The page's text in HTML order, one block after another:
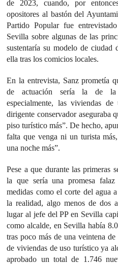
de 2023, cuando, por
opositores al bastón del
Partido Popular fue
Sevilla sobre algunas de las
sustentaría su modelo de ciudad
ella tras los comicios locales.
En la entrevista, Sanz prometía
de actuación sería la de la
especialmente, las viviendas
dirigente conservador aseguraba
piso turístico más”. De hecho,
falta que venga ni un turista
una noche más”.
Pese a que durante las primeras
la que sería una promesa falaz
medidas como el corte del agua
la realidad, algo menos de dos
lugar al jefe del PP en Sevilla
como alcalde, en Sevilla había
tras poco más de una veintena
de viviendas de uso turístico ya
aprobado un total de 1.746